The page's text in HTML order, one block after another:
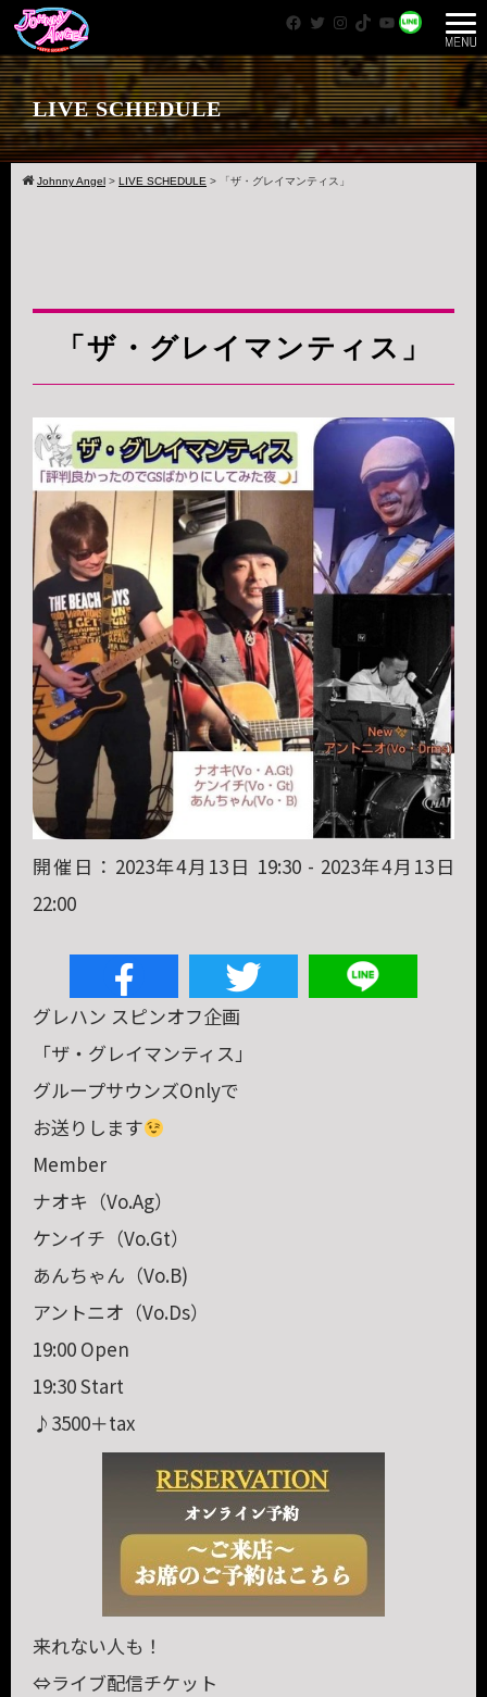
Facebook
Twitter
Instagram
TikTok
YouTube
WhatsApp
LIVE SCHEDULE
Johnny Angel > LIVE SCHEDULE > 「ザ・グレイマンティス」
「ザ・グレイマンティス」
開催日：2023年4月13日 19:30 - 2023年4月13日
22:00
グレハン スピンオフ企画
「ザ・グレイマンティス」
グループサウンズOnlyで
お送りします
Member
ナオキ（Vo.Ag）
ケンイチ（Vo.Gt）
あんちゃん（Vo.B)
アントニオ（Vo.Ds）
19:00 Open
19:30 Start
♪3500＋tax
来れない人も！
⇔ライブ配信チケット